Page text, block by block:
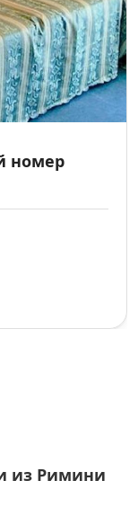
номер
из Римини